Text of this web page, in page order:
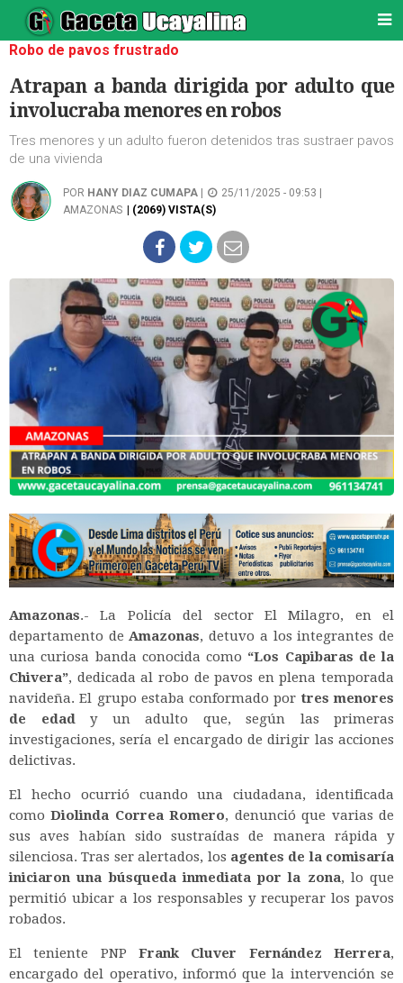
Robo de pavos frustrado
Atrapan a banda dirigida por adulto que
involucraba menores en robos
Tres menores y un adulto fueron detenidos tras sustraer pavos
de una vivienda
POR HANY DIAZ CUMAPA
25/11/2025 - 09:53 |
AMAZONAS
| (2069) VISTA(S)
Amazonas.- La Policía del sector El Milagro, en el
departamento deAmazonas, detuvo a los integrantes de
una curiosa banda conocida como “Los Capibaras de la
Chivera”, dedicada al robo de pavos en plena temporada
navideña. El grupo estaba conformado por tres menores
de edady un adulto que, según las primeras
investigaciones, sería el encargado de dirigir las acciones
delictivas.
El hecho ocurrió cuando una ciudadana, identificada
comoDiolinda Correa Romero, denunció que varias de
sus aves habían sido sustraídas de manera rápida y
silenciosa. Tras ser alertados, los agentes de la comisaría
iniciaron una búsqueda inmediata por la zona, lo que
permitió ubicar a los responsables y recuperar los pavos
robados.
El teniente PNP Frank Cluver Fernández Herrera,
encargado del operativo, informó que la intervención se